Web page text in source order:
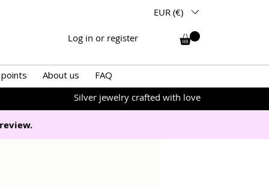
EUR (€)
Log in or register
About us
FAQ
Silver jewelry crafted with love